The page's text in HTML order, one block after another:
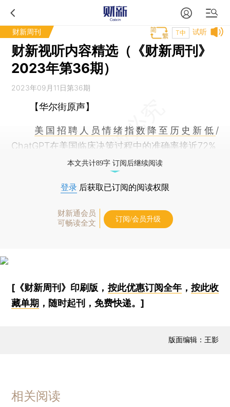
财新周刊 试听
T中
财新视听内容精选（《财新周刊》
2023年第36期）
2023年09月11日第36期
【华尔街原声】
美国招聘人员情绪指数降至历史新低 /
ChatGPT在美国临床决策过程中的准确率接近72%
本文共计89字 订阅后继续阅读
登录 后获取已订阅的阅读权限
财新通会员
可畅读全文
订阅/会员升级
[《财新周刊》印刷版， 按此优惠订阅全年， 按此收
藏单期 ，随时起刊，免费快递。]
版面编辑：王影
相关阅读